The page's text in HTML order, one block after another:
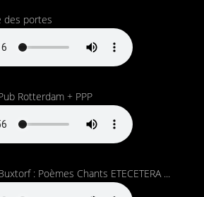
des portes
Rotterdam + PPP
: Poèmes Chants ETECETERA ...